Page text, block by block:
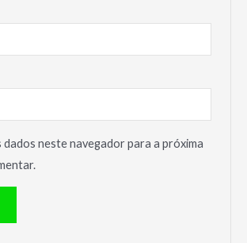
dados neste navegador para a próxima